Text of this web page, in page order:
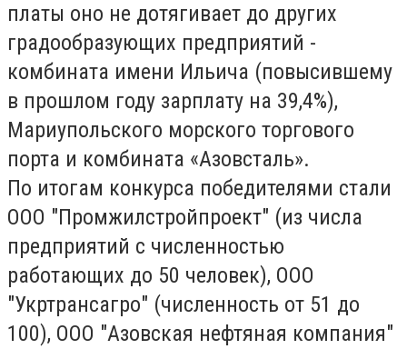
платы оно не дотягивает до других
градообразующих предприятий -
комбината имени Ильича (повысившему
в прошлом году зарплату на 39,4%),
Мариупольского морского торгового
порта и комбината «Азовсталь».
По итогам конкурса победителями стали
ООО "Промжилстройпроект" (из числа
предприятий с численностью
работающих до 50 человек), ООО
"Укртрансагро" (численность от 51 до
100), ООО "Азовская нефтяная компания"